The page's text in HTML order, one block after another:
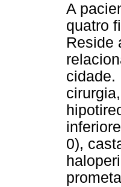
A
quatro
Reside
cidade.
cirurgia,
0),